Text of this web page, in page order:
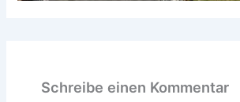
Schreibe einen Kommentar